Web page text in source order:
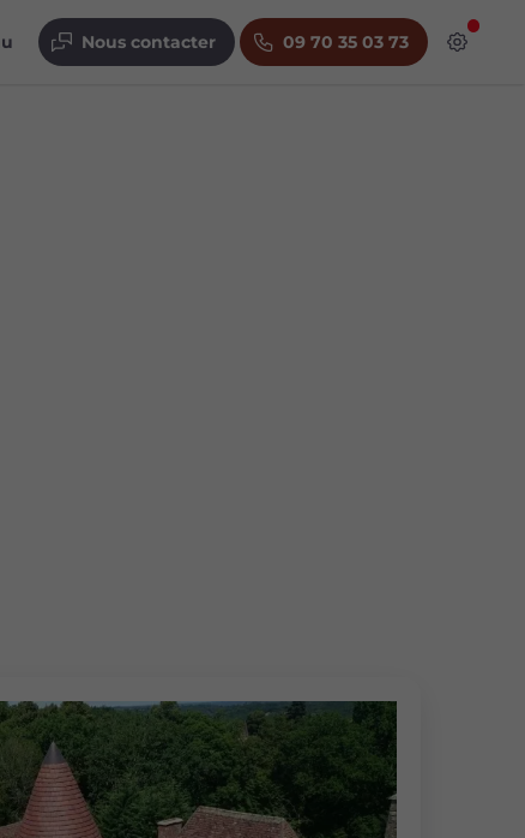
Nous contacter 09 70 35 03 73